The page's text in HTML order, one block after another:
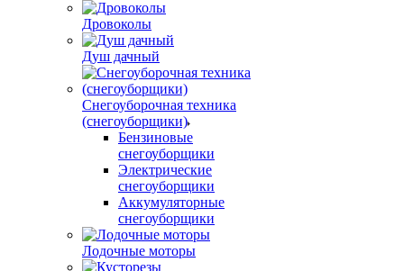
Дровоколы
Душ дачный
Снегоуборочная техника
(снегоуборщики)
Бензиновые
снегоуборщики
Электрические
снегоуборщики
Аккумуляторные
снегоуборщики
Лодочные моторы